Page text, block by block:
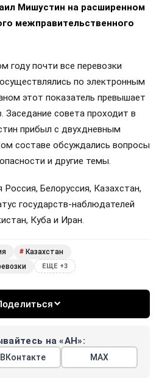
Мишустин на расширенном
межправительственного
году почти все перевозки
по электронным
этот показатель превышает
Заседание совета проходит в
прибыл с двухдневным
составе обсуждались вопросы
и другие темы.
Белоруссия, Казахстан,
государств-наблюдателей
Куба и Иран.
# Казахстан
ЕЩЕ +3
на «АН»:
ВКонтакте МАХ